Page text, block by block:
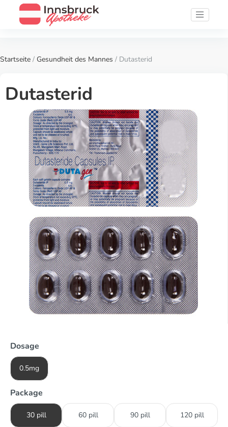
Startseite / Gesundheit des Mannes / Dutasterid
Dutasterid
Dosage
0.5mg
Package
30 pill 60 pill 90 pill 120 pill